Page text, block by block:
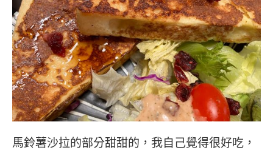
馬鈴薯沙拉的部分甜甜的，我自己覺得很好吃，